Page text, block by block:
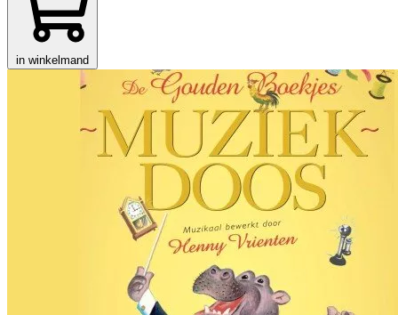
in winkelmand